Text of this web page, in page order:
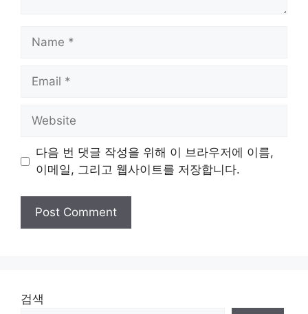
Name
Email
Website
다음 번 댓글 작성을 위해 이 브라우저에 이름,
이메일, 그리고 웹사이트를 저장합니다.
검색